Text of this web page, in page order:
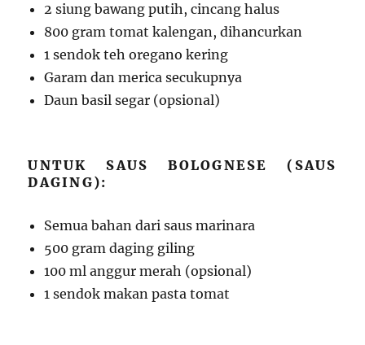
2 siung bawang putih, cincang halus
800 gram tomat kalengan, dihancurkan
1 sendok teh oregano kering
Garam dan merica secukupnya
Daun basil segar (opsional)
UNTUK SAUS BOLOGNESE (SAUS
DAGING):
Semua bahan dari saus marinara
500 gram daging giling
100 ml anggur merah (opsional)
1 sendok makan pasta tomat